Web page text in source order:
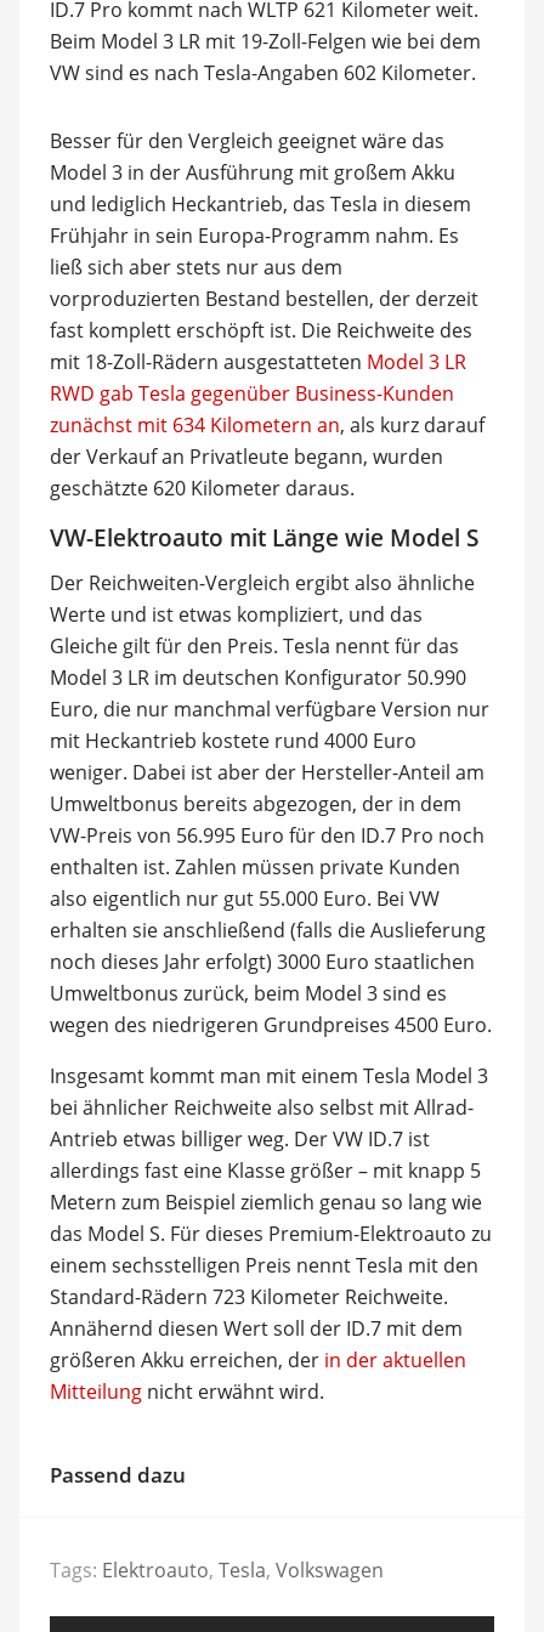
ID.7 Pro kommt nach WLTP 621 Kilometer weit.
Beim Model 3 LR mit 19-Zoll-Felgen wie bei dem
VW sind es nach Tesla-Angaben 602 Kilometer.
Besser für den Vergleich geeignet wäre das
Model 3 in der Ausführung mit großem Akku
und lediglich Heckantrieb, das Tesla in diesem
Frühjahr in sein Europa-Programm nahm. Es
ließ sich aber stets nur aus dem
vorproduzierten Bestand bestellen, der derzeit
fast komplett erschöpft ist. Die Reichweite des
mit 18-Zoll-Rädern ausgestatteten Model 3 LR
RWD gab Tesla gegenüber Business-Kunden
zunächst mit 634 Kilometern an, als kurz darauf
der Verkauf an Privatleute begann, wurden
geschätzte 620 Kilometer daraus.
VW-Elektroauto mit Länge wie Model S
Der Reichweiten-Vergleich ergibt also ähnliche
Werte und ist etwas kompliziert, und das
Gleiche gilt für den Preis. Tesla nennt für das
Model 3 LR im deutschen Konfigurator 50.990
Euro, die nur manchmal verfügbare Version nur
mit Heckantrieb kostete rund 4000 Euro
weniger. Dabei ist aber der Hersteller-Anteil am
Umweltbonus bereits abgezogen, der in dem
VW-Preis von 56.995 Euro für den ID.7 Pro noch
enthalten ist. Zahlen müssen private Kunden
also eigentlich nur gut 55.000 Euro. Bei VW
erhalten sie anschließend (falls die Auslieferung
noch dieses Jahr erfolgt) 3000 Euro staatlichen
Umweltbonus zurück, beim Model 3 sind es
wegen des niedrigeren Grundpreises 4500 Euro.
Insgesamt kommt man mit einem Tesla Model 3
bei ähnlicher Reichweite also selbst mit Allrad-
Antrieb etwas billiger weg. Der VW ID.7 ist
allerdings fast eine Klasse größer – mit knapp 5
Metern zum Beispiel ziemlich genau so lang wie
das Model S. Für dieses Premium-Elektroauto zu
einem sechsstelligen Preis nennt Tesla mit den
Standard-Rädern 723 Kilometer Reichweite.
Annähernd diesen Wert soll der ID.7 mit dem
größeren Akku erreichen, der in der aktuellen
Mitteilungnicht erwähnt wird.
Passend dazu
Tags: Elektroauto, Tesla, Volkswagen